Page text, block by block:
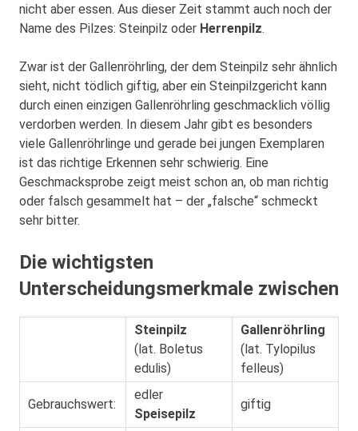
nicht aber essen. Aus dieser Zeit stammt auch noch der
Name des Pilzes: Steinpilz oder Herrenpilz.
Zwar ist der Gallenröhrling, der dem Steinpilz sehr ähnlich
sieht, nicht tödlich giftig, aber ein Steinpilzgericht kann
durch einen einzigen Gallenröhrling geschmacklich völlig
verdorben werden. In diesem Jahr gibt es besonders
viele Gallenröhrlinge und gerade bei jungen Exemplaren
ist das richtige Erkennen sehr schwierig. Eine
Geschmacksprobe zeigt meist schon an, ob man richtig
oder falsch gesammelt hat – der „falsche“ schmeckt
sehr bitter.
Die wichtigsten
Unterscheidungsmerkmale zwischen
Steinpilz
(lat. Boletus
edulis)
Gallenröhrling
(lat. Tylopilus
felleus)
Gebrauchswert:
edler
Speisepilz
giftig